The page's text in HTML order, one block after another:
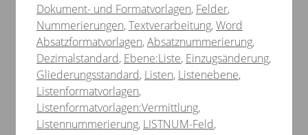
Kategorien
Dokument- und Formatvorlagen, Felder,
Nummerierungen,Textverarbeitung,Word
Absatzformatvorlagen,Absatznummerierung,
Dezimalstandard, Ebene:Liste, Einzugsänderung,
Gliederungsstandard, Listen, Listenebene,
Listenformatvorlagen,
Listenformatvorlagen:Vermittlung,
Listennummerierung, LISTNUM-Feld,